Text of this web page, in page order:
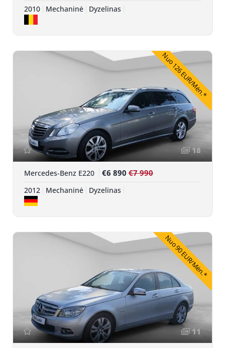
2010 Mechaninė Dyzelinas
Nuo 126 EUR/Mėn.*
18
Mercedes-Benz E220 €6 890 €7 990
2012 Mechaninė Dyzelinas
Nuo 90 EUR/Mėn.*
11